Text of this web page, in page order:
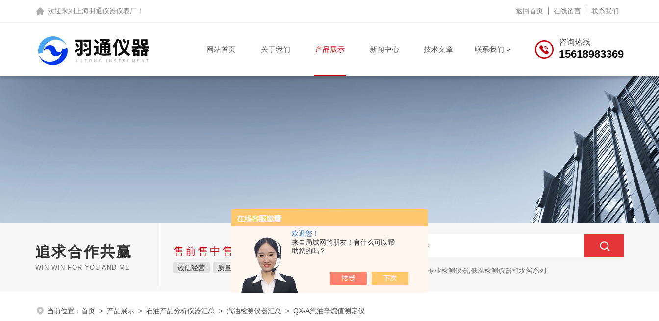
欢迎您！
来自局域网的朋友！有什么可以帮
助您的吗？
欢迎来到 上海羽通仪器仪表厂 ！ 返回首页 在线留言 联系我们
咨询热线
15618983369
网站首页 关于我们 产品展示 新闻中心 技术文章 联系我们
追求合作共赢
WIN WIN FOR YOU AND ME
售前售中售后完整的服务体系
诚信经营 质量保障 价格实惠 热门关键词：石油产品专业检测仪器,低温检测仪器和水浴系列
当前位置： 首页 > 产品展示 > 石油产品分析仪器汇总 > 汽油检测仪器汇总 > QX-A汽油辛烷值测定仪